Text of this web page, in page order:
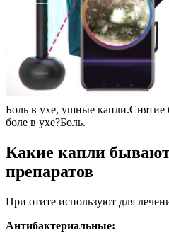
Боль в ухе, ушные капли.Снятие
боле в ухе?Боль.
Какие капли
препаратов
При отите используют для
Антибактериальные: